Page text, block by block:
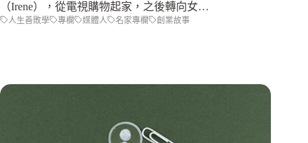
（Irene），從電視購物起家，之後轉向女…
人生善敗學 專欄 媒體人 名家專欄 創業故事